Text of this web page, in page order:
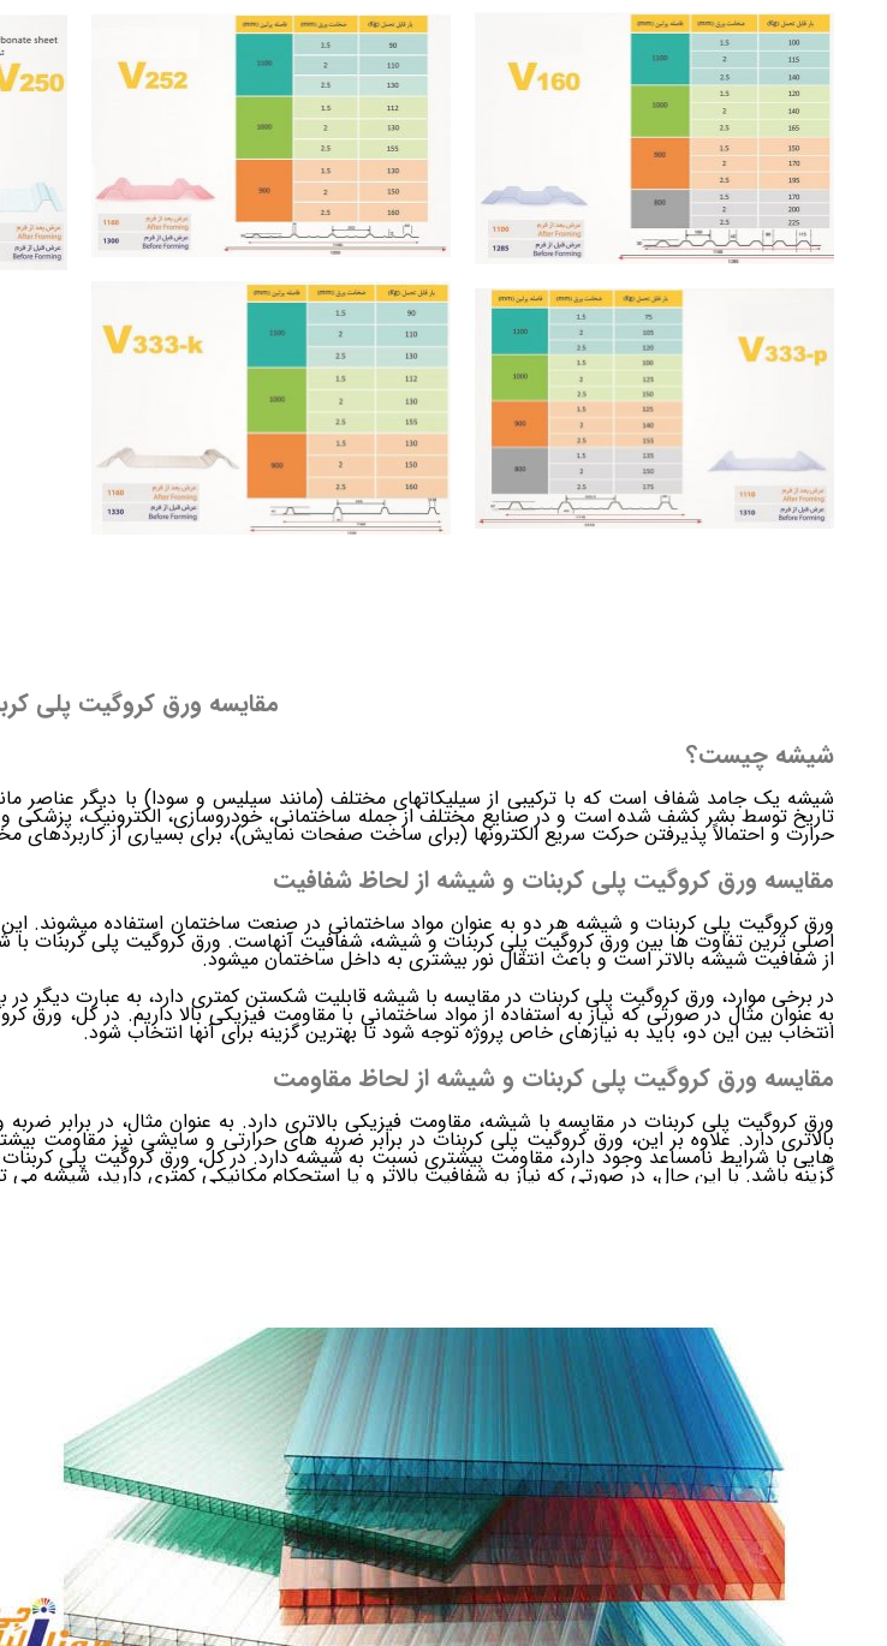
مقایسه ورق کروگیت پلی
شیشه چیست؟
شیشه یک جامد شفاف است که با ترکیبی از سیلیکاتهای مختلف (مانند سیلیس و سودا) با دیگر عناصر
تاریخ توسط بشر کشف شده است و در صنایع مختلف از جمله ساختمانی، خودروسازی، الکترونیک،
حرارت و احتمالاً پذیرفتن حرکت سریع الکترونها (برای ساخت صفحات نمایش)، برای بسیاری از کاربردهای
مقایسه ورق کروگیت پلی کربنات و شیشه از لحاظ شفافیت
ورق کروگیت پلی کربنات و شیشه هر دو به عنوان مواد ساختمانی در صنعت ساختمان استفاده میشوند.
اصلی ترین تفاوت ها بین ورق کروگیت پلی کربنات و شیشه، شفافیت آنهاست. ورق کروگیت پلی کربنات با
از شفافیت شیشه بالاتر است و باعث انتقال نور بیشتری به داخل ساختمان میشود.
در برخی موارد، ورق کروگیت پلی کربنات در مقایسه با شیشه قابلیت شکستن کمتری دارد، به عبارت دیگر
به عنوان مثال در صورتی که نیاز به استفاده از مواد ساختمانی با مقاومت فیزیکی بالا داریم. در کل، ورق
انتخاب بین این دو، باید به نیازهای خاص پروژه توجه شود تا بهترین گزینه برای آنها انتخاب شود.
مقایسه ورق کروگیت پلی کربنات و شیشه از لحاظ مقاومت
ورق کروگیت پلی کربنات در مقایسه با شیشه، مقاومت فیزیکی بالاتری دارد. به عنوان مثال، در برابر
بالاتری دارد. علاوه بر این، ورق کروگیت پلی کربنات در برابر ضربه های حرارتی و سایشی نیز
هایی با شرایط نامساعد وجود دارد، مقاومت بیشتری نسبت به شیشه دارد.در کل، ورق کروگیت پلی
گزینه باشد. با این حال، در صورتی که نیاز به شفافیت بالاتر و یا استحکام مکانیکی کمتری دارید، شیشه می